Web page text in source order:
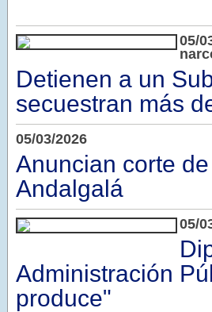
05/
Detienen a un
secuestran más
05/03/2026
Anuncian corte
Andalgalá
05/
Administración
produce"